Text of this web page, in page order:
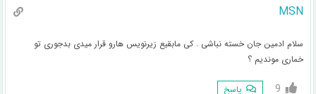
MSN
سلام ادمین جان خسته نباشی . کی مابقیع زیرنویس هارو قرار میدی بدجوری تو
خماری موندیم ؟
9 پاسخ